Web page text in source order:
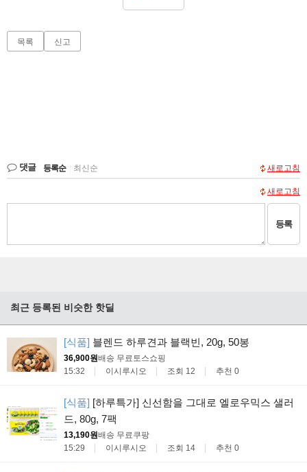
목록 신고
댓글 등록순 최신순 새로고침
새로고침
등록
최근 등록된 비슷한 핫딜
[식품] 블렌드 하루견과 블랙빈, 20g, 50봉
36,900원배송 무료 토스쇼핑
15:32
이시루시오 조회 12 추천 0
[식품] [하루특가] 신선함을 그대로 엘로우믹스 샐러
드, 80g, 7팩
13,190원배송 무료 쿠팡
15:29
이시루시오 조회 14 추천 0